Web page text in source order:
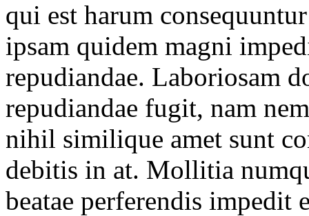
qui est harum
ipsam quidem magni
repudiandae. Laboriosam
repudiandae fugit, nam
nihil similique amet sunt
debitis in at. Mollitia
beatae perferendis impedit